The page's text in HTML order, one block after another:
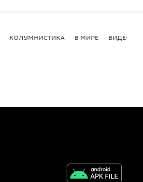
КОЛУМНИСТИКА В МИРЕ ВИДЕО